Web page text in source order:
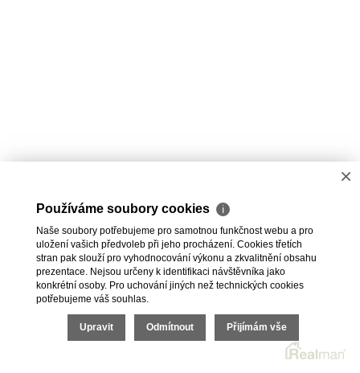
×
Používáme soubory cookies ℹ
Naše soubory potřebujeme pro samotnou funkčnost webu a pro
uložení vašich předvoleb při jeho procházení. Cookies třetích
stran pak slouží pro vyhodnocování výkonu a zkvalitnění obsahu
prezentace. Nejsou určeny k identifikaci návštěvníka jako
konkrétní osoby. Pro uchování jiných než technických cookies
potřebujeme váš souhlas.
Upravit Odmítnout Přijímám vše